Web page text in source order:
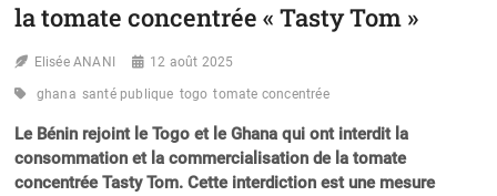
la tomate concentrée « Tasty Tom »
Elisée ANANI 12 août 2025
ghana santé publique togo tomate concentrée
Le Bénin rejoint le Togo et le Ghana qui ont interdit la
consommation et la commercialisation de la tomate
concentrée Tasty Tom. Cette interdiction est une mesure